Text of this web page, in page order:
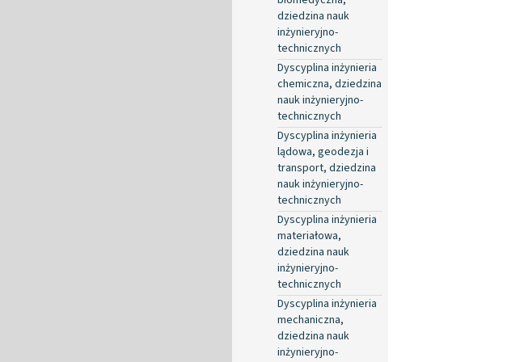
dziedzina nauk
inżynieryjno-
technicznych
Dyscyplina inżynieria
chemiczna, dziedzina
nauk inżynieryjno-
technicznych
Dyscyplina inżynieria
lądowa, geodezja i
transport, dziedzina
nauk inżynieryjno-
technicznych
Dyscyplina inżynieria
materiałowa,
dziedzina nauk
inżynieryjno-
technicznych
Dyscyplina inżynieria
mechaniczna,
dziedzina nauk
inżynieryjno-